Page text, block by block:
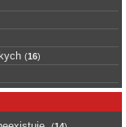
(16)